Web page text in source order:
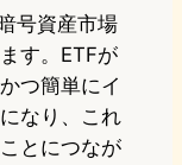
号資産市場
す。ETFが
つ簡単にイ
なり、これ
とにつなが